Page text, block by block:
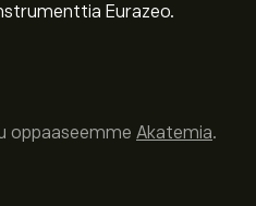
Eurazeo.
oppaaseemme Akatemia.